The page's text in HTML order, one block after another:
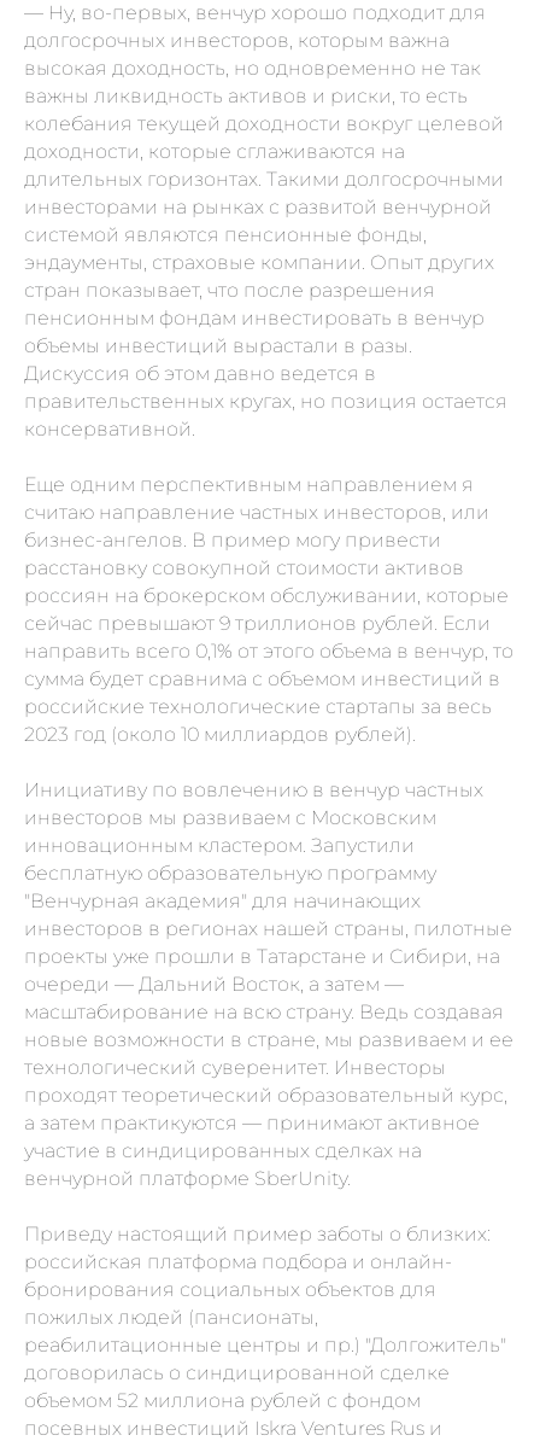
— Ну, во-первых, венчур хорошо подходит для
долгосрочных инвесторов, которым важна
высокая доходность, но одновременно не так
важны ликвидность активов и риски, то есть
колебания текущей доходности вокруг целевой
доходности, которые сглаживаются на
длительных горизонтах. Такими долгосрочными
инвесторами на рынках с развитой венчурной
системой являются пенсионные фонды,
эндаументы, страховые компании. Опыт других
стран показывает, что после разрешения
пенсионным фондам инвестировать в венчур
объемы инвестиций вырастали в разы.
Дискуссия об этом давно ведется в
правительственных кругах, но позиция остается
консервативной.
Еще одним перспективным направлением я
считаю направление частных инвесторов, или
бизнес-ангелов. В пример могу привести
расстановку совокупной стоимости активов
россиян на брокерском обслуживании, которые
сейчас превышают 9 триллионов рублей. Если
направить всего 0,1% от этого объема в венчур, то
сумма будет сравнима с объемом инвестиций в
российские технологические стартапы за весь
2023 год (около 10 миллиардов рублей).
Инициативу по вовлечению в венчур частных
инвесторов мы развиваем с Московским
инновационным кластером. Запустили
бесплатную образовательную программу
"Венчурная академия" для начинающих
инвесторов в регионах нашей страны, пилотные
проекты уже прошли в Татарстане и Сибири, на
очереди — Дальний Восток, а затем —
масштабирование на всю страну. Ведь создавая
новые возможности в стране, мы развиваем и ее
технологический суверенитет. Инвесторы
проходят теоретический образовательный курс,
а затем практикуются — принимают активное
участие в синдицированных сделках на
венчурной платформе SberUnity.
Приведу настоящий пример заботы о близких:
российская платформа подбора и онлайн-
бронирования социальных объектов для
пожилых людей (пансионаты,
реабилитационные центры и пр.) "Долгожитель"
договорилась о синдицированной сделке
объемом 52 миллиона рублей с фондом
посевных инвестиций Iskra Ventures Rus и